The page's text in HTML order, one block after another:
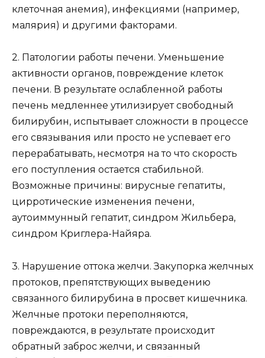
клеточная анемия), инфекциями (например,
малярия) и другими факторами.
2. Патологии работы печени. Уменьшение
активности органов, повреждение клеток
печени. В результате ослабленной работы
печень медленнее утилизирует свободный
билирубин, испытывает сложности в процессе
его связывания или просто не успевает его
перерабатывать, несмотря на то что скорость
его поступления остается стабильной.
Возможные причины: вирусные гепатиты,
цирротические изменения печени,
аутоиммунный гепатит, синдром Жильбера,
синдром Криглера-Найяра.
3. Нарушение оттока желчи. Закупорка желчных
протоков, препятствующих выведению
связанного билирубина в просвет кишечника.
Желчные протоки переполняются,
повреждаются, в результате происходит
обратный заброс желчи, и связанный